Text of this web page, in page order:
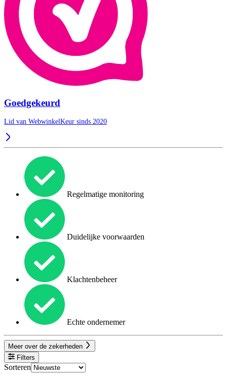
Goedgekeurd
Lid van WebwinkelKeur sinds 2020
Regelmatige monitoring
Duidelijke voorwaarden
Klachtenbeheer
Echte ondernemer
Meer over de zekerheden
Filters
Sorteren